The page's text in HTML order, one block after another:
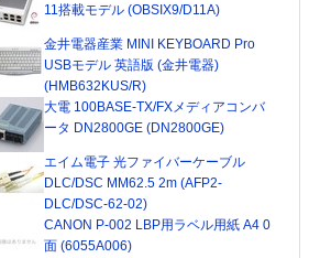
11搭載モデル (OBSIX9/D11A)
金井電器産業 MINI KEYBOARD Pro
USBモデル 英語版 (金井電器)
(HMB632KUS/R)
大電 100BASE-TX/FXメディアコンバ
ータ DN2800GE (DN2800GE)
エイム電子 光ファイバーケーブル
DLC/DSC MM62.5 2m (AFP2-
DLC/DSC-62-02)
CANON P-002 LBP用ラベル用紙 A4 0
面 (6055A006)